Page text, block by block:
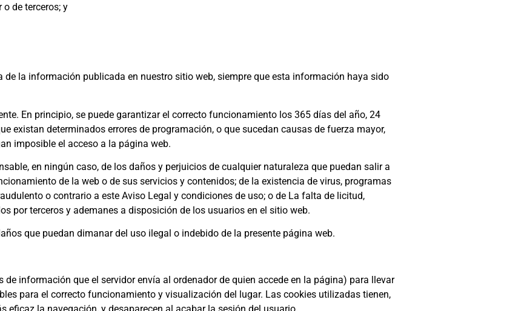
de terceros; y
la información publicada en nuestro sitio web, siempre que esta información haya sido
En principio, se puede garantizar el correcto funcionamiento los 365 días del año, 24
existan determinados errores de programación, o que sucedan causas de fuerza mayor,
imposible el acceso a la página web.
en ningún caso, de los daños y perjuicios de cualquier naturaleza que puedan salir a
de la web o de sus servicios y contenidos; de la existencia de virus, programas
o contrario a este Aviso Legal y condiciones de uso; o de La falta de licitud,
por terceros y ademanes a disposición de los usuarios en el sitio web.
que puedan dimanar del uso ilegal o indebido de la presente página web.
información que el servidor envía al ordenador de quien accede en la página) para llevar
para el correcto funcionamiento y visualización del lugar. Las cookies utilizadas tienen,